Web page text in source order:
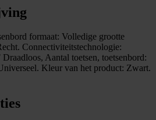
formaat: Volledige grootte
Connectiviteitstechnologie:
Aantal toetsen, toetsenbord:
Kleur van het product: Zwart.